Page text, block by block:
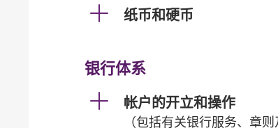
纸币和硬币
银行体系
帐户的开立和操作
（包括有关银行服务、章